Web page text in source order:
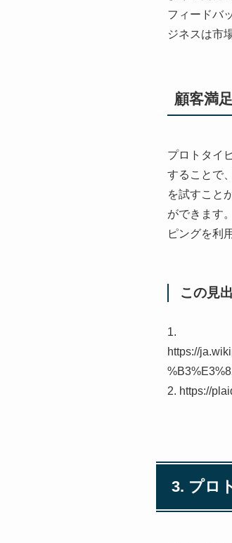
フィードバ
ジネスは市
顧客満
プロトタイ
することで
を試すこと
ができます
ピングを利
この見
1.
https://
2. https://
3. プロ